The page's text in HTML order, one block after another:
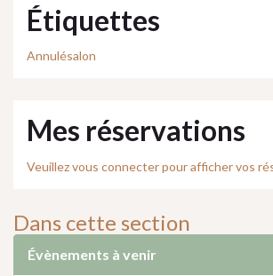
Étiquettes
Annulésalon
Mes réservations
Veuillez vous connecter pour afficher vos
Dans cette section
Évènements à venir